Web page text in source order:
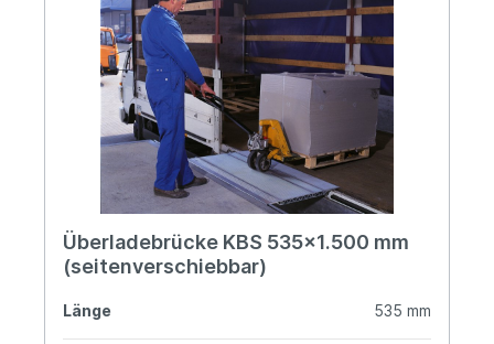
Überladebrücke KBS 535x1.500 mm
(seitenverschiebbar)
Länge 535 mm